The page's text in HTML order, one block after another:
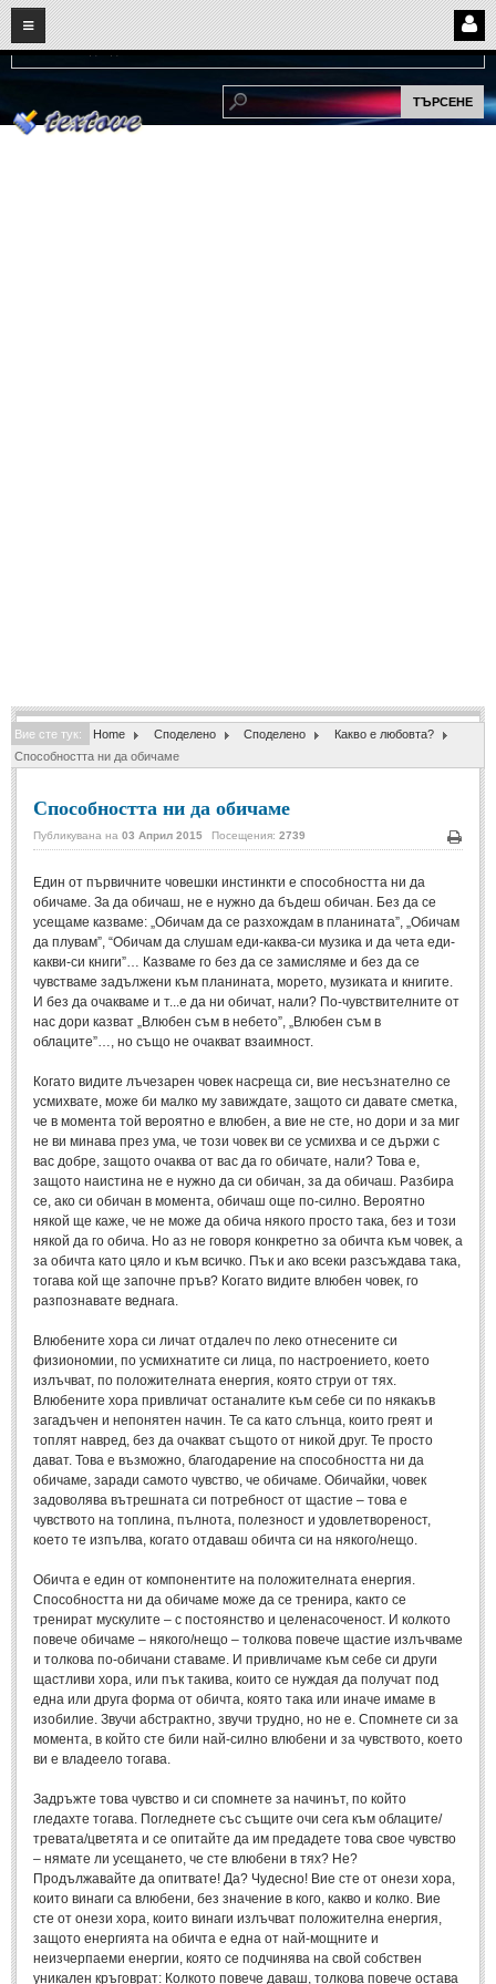
07 2026
Нови: Надежда...
НАЧАЛО
ПОТРЕБИТЕЛСКИ СТРАНИЦИ
Стихове с видео (28)
Поезия - класика
Стихове за Баба Марта
Коледа и Нова Година (7)
ОСМИ МАРТ
Стихове за Жената
Стихове за Осми Март (4)
Стихове за Мама
ТЕКСТОВЕ
ТЕКСТОВЕ
Истории (10)
Разкази (7)
Автори на Разкази
Басни
ПРИКАЗКИ
Автори на приказки
Приказки на народите
МИТОВЕ И ЛЕГЕНДИ
България
Гърция
Персия
Япония (1)
ПОЖЕЛАНИЯ
ПОЖЕЛАНИЯ
Рожден ден
Осми март
Баба Марта (4)
Вие сте тук: Home Споделено Споделено
Какво е любовта?
Способността ни да обичаме
Способността ни да обичаме
Печат
Публикувана на 03 Април 2015 Посещения: 2739
Един от първичните човешки инстинкти е способността ни да
обичаме. За да обичаш, не е нужно да бъдеш обичан. Без да се
усещаме казваме: „Обичам да се разхождам в планината”, „Обичам
да плувам”, “Обичам да слушам еди-каква-си музика и да чета еди-
какви-си книги”… Казваме го без да се замисляме и без да се
чувстваме задължени към планината, морето, музиката и книгите.
И без да очакваме и т...е да ни обичат, нали? По-чувствителните от
нас дори казват „Влюбен съм в небето”, „Влюбен съм в
облаците”…, но също не очакват взаимност.
Когато видите лъчезарен човек насреща си, вие несъзнателно се
усмихвате, може би малко му завиждате, защото си давате сметка,
че в момента той вероятно е влюбен, а вие не сте, но дори и за миг
не ви минава през ума, че този човек ви се усмихва и се държи с
вас добре, защото очаква от вас да го обичате, нали? Това е,
защото наистина не е нужно да си обичан, за да обичаш. Разбира
се, ако си обичан в момента, обичаш още по-силно. Вероятно
някой ще каже, че не може да обича някого просто така, без и този
някой да го обича. Но аз не говоря конкретно за обичта към човек, а
за обичта като цяло и към всичко. Пък и ако всеки разсъждава така,
тогава кой ще започне пръв? Когато видите влюбен човек, го
разпознавате веднага.
Влюбените хора си личат отдалеч по леко отнесените си
физиономии, по усмихнатите си лица, по настроението, което
излъчват, по положителната енергия, която струи от тях.
Влюбените хора привличат останалите към себе си по някакъв
загадъчен и непонятен начин. Те са като слънца, които греят и
топлят навред, без да очакват същото от никой друг. Те просто
дават. Това е възможно, благодарение на способността ни да
обичаме, заради самото чувство, че обичаме. Обичайки, човек
задоволява вътрешната си потребност от щастие – това е
чувството на топлина, пълнота, полезност и удовлетвореност,
което те изпълва, когато отдаваш обичта си на някого/нещо.
Обичта е един от компонентите на положителната енергия.
Способността ни да обичаме може да се тренира, както се
тренират мускулите – с постоянство и целенасоченост. И колкото
повече обичаме – някого/нещо – толкова повече щастие излъчваме
и толкова по-обичани ставаме. И привличаме към себе си други
щастливи хора, или пък такива, които се нуждая да получат под
една или друга форма от обичта, която така или иначе имаме в
изобилие. Звучи абстрактно, звучи трудно, но не е. Спомнете си за
момента, в който сте били най-силно влюбени и за чувството, което
ви е владеело тогава.
Задръжте това чувство и си спомнете за начинът, по който
гледахте тогава. Погледнете със същите очи сега към облаците/
тревата/цветята и се опитайте да им предадете това свое чувство
– нямате ли усещането, че сте влюбени в тях? Не?
Продължавайте да опитвате! Да? Чудесно! Вие сте от онези хора,
които винаги са влюбени, без значение в кого, какво и колко. Вие
сте от онези хора, които винаги излъчват положителна енергия,
защото енергията на обичта е една от най-мощните и
неизчерпаеми енергии, която се подчинява на свой собствен
уникален кръговрат: Колкото повече даваш, толкова повече остава